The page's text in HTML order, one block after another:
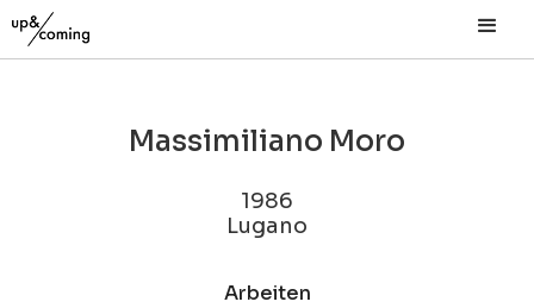
Massimiliano Moro
1986
Lugano
Arbeiten